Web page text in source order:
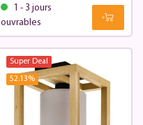
1 - 3 jours
ouvrables
Super Deal
52.13%